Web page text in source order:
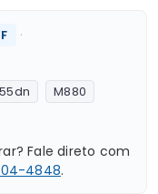
·
M880
Fale direto com
4848.